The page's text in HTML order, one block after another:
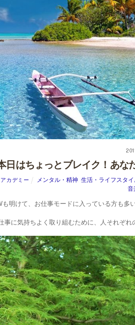
本日はちょっとブレイク！あな
カデミー メンタル・精神 ,生活・ライフスタ
音
明けて、お仕事モードに入っている方も多
事に気持ちよく取り組むために、人それぞれ